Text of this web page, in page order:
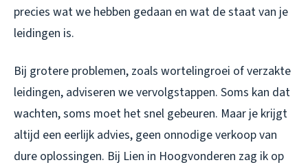
precies wat we hebben gedaan en wat de staat van je
leidingen is.
Bij grotere problemen, zoals wortelingroei of verzakte
leidingen, adviseren we vervolgstappen. Soms kan dat
wachten, soms moet het snel gebeuren. Maar je krijgt
altijd een eerlijk advies, geen onnodige verkoop van
dure oplossingen. Bij Lien in Hoogvonderen zag ik op